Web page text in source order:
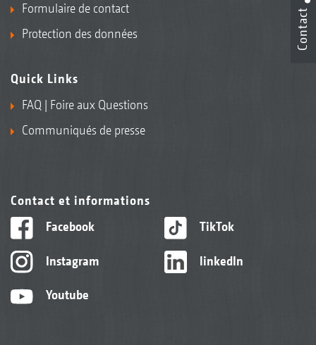
Formulaire de contact
Protection des données
Quick Links
FAQ | Foire aux Questions
Communiqués de presse
Contact et informations
Facebook
Instagram
Youtube
TikTok
linkedIn
Contact